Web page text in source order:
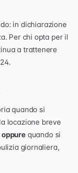
in dichiarazione
Per chi opta per il
a trattenere
quando si
locazione breve
oppurequando si
giornaliera,